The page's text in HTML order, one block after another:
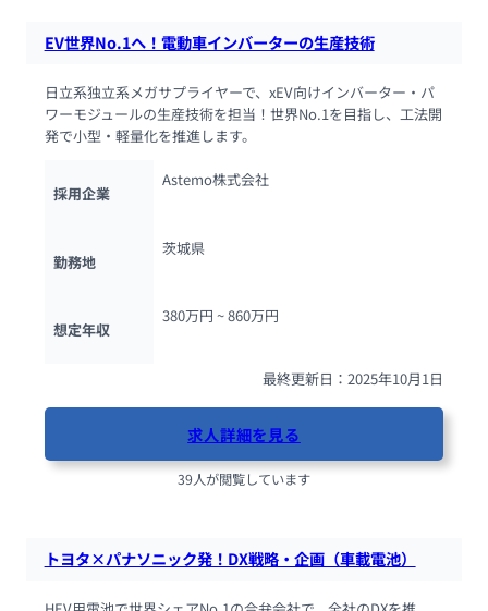
EV世界No.1へ！電動車インバーターの生産技術
日立系独立系メガサプライヤーで、xEV向けインバーター・パ
ワーモジュールの生産技術を担当！世界No.1を目指し、工法開
発で小型・軽量化を推進します。
採用企業
Astemo株式会社
勤務地
茨城県
想定年収
380万円 ~ 860万円
最終更新日：2025年10月1日
求人詳細を見る
39人が閲覧しています
トヨタ×パナソニック発！DX戦略・企画（車載電池）